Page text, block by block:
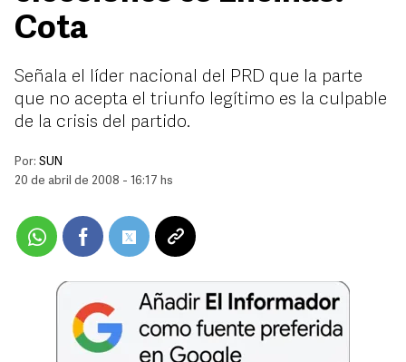
Cota
Señala el líder nacional del PRD que la parte
que no acepta el triunfo legítimo es la culpable
de la crisis del partido.
Por: SUN
20 de abril de 2008 - 16:17 hs